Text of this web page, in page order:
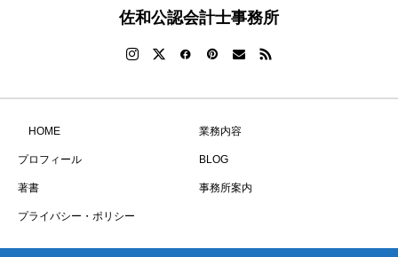
佐和公認会計士事務所
HOME 業務内容
プロフィール BLOG
著書 事務所案内
プライバシー・ポリシー